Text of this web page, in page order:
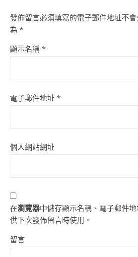
發佈留言必須填寫的電子郵件地址不會
為 *
顯示名稱 *
電子郵件地址 *
個人網站網址
在瀏覽器中儲存顯示名稱、電子郵件
供下次發佈留言時使用。
留言